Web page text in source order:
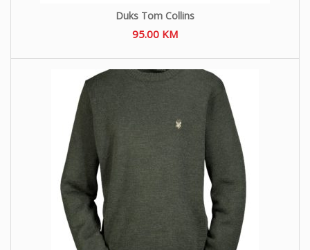
Duks Tom Collins
95.00 KM